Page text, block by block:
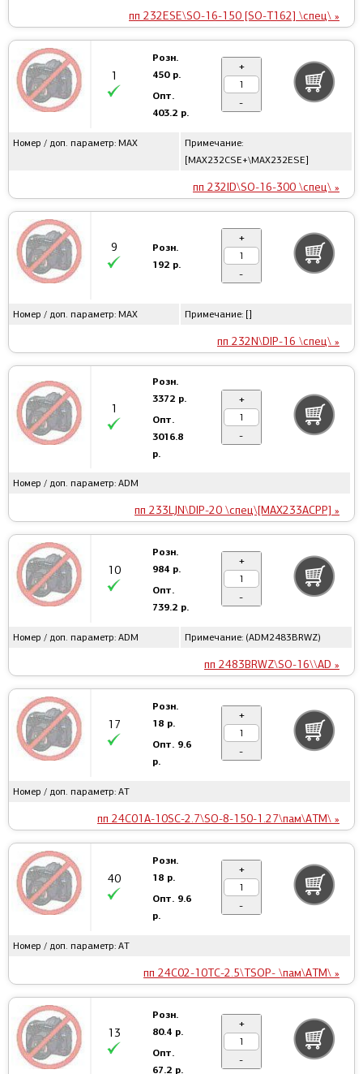
пп 232ESE\SO-16-150 [SO-T162] \спец\ »
Номер / доп. параметр: MAX
Примечание:
[MAX232CSE+\MAX232ESE]
пп 232ID\SO-16-300 \спец\ »
1
Розн.
450 р.
Опт.
403.2 р.
+
-
Номер / доп. параметр: MAX Примечание: []
пп 232N\DIP-16 \спец\ »
9
Розн.
192 р.
+
-
Номер / доп. параметр: ADM
пп 233LJN\DIP-20 \спец\[MAX233ACPP] »
1
Розн.
3372 р.
Опт.
3016.8
р.
+
-
Номер / доп. параметр: ADM Примечание: (ADM2483BRWZ)
пп 2483BRWZ\SO-16\\AD »
10
Розн.
984 р.
Опт.
739.2 р.
+
-
Номер / доп. параметр: AT
пп 24C01A-10SC-2.7\SO-8-150-1.27\пам\ATM\ »
17
Розн.
18 р.
Опт. 9.6
р.
+
-
Номер / доп. параметр: AT
пп 24C02-10TC-2.5\TSOP- \пам\ATM\ »
40
Розн.
18 р.
Опт. 9.6
р.
+
-
13
Розн.
80.4 р.
Опт.
67.2 р.
+
-